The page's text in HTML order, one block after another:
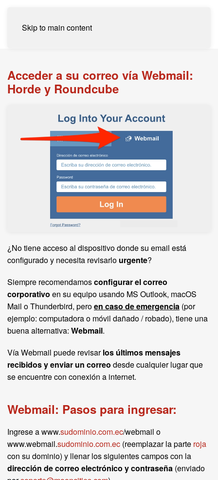
Skip to main content
Acceder a su correo vía Webmail:
Horde y Roundcube
¿No tiene acceso al dispositivo donde su email está
configurado y necesita revisarlo urgente?
Siempre recomendamosconfigurar el correo
corporativo en su equipo usando MS Outlook, macOS
Mail o Thunderbird, peroen caso de emergencia (por
ejemplo: computadora o móvil dañado / robado), tiene una
buena alternativa: Webmail.
Vía Webmail puede revisarlos últimos mensajes
recibidos y enviar un correo desde cualquier lugar que
se encuentre con conexión a internet.
Webmail: Pasos para ingresar:
Ingrese a www.sudominio.com.ec/webmail o
www.webmail.sudominio.com.ec (reemplazar la parte roja
con su dominio) y llenar los siguientes campos con la
dirección de correo electrónico y contraseña (enviado